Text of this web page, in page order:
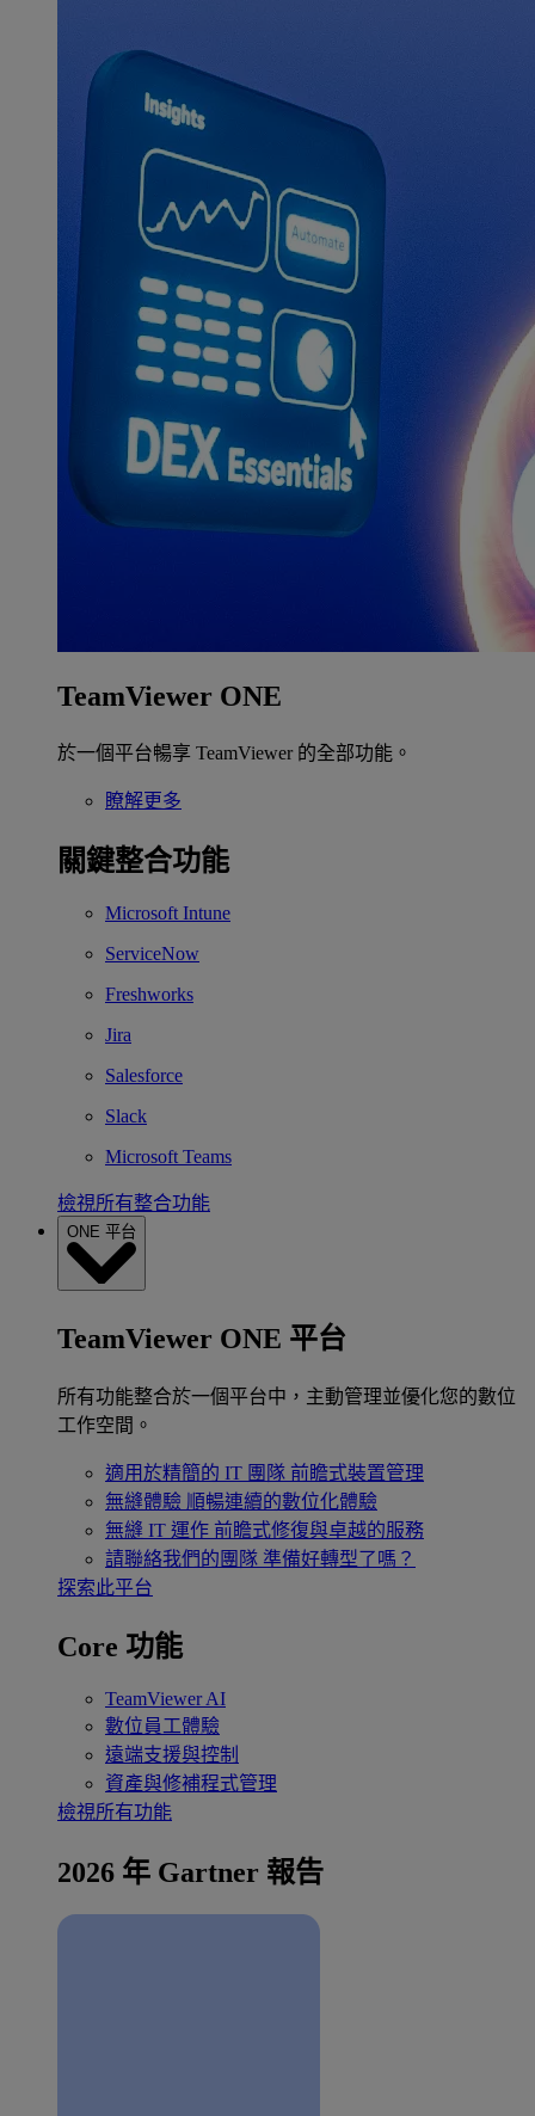
TeamViewer ONE
於一個平台暢享 TeamViewer 的全部功能。
瞭解更多
關鍵整合功能
Microsoft Intune
ServiceNow
Freshworks
Jira
Salesforce
Slack
Microsoft Teams
檢視所有整合功能
ONE 平台
TeamViewer ONE 平台
所有功能整合於一個平台中，主動管理並優化您的數位
工作空間。
適用於精簡的 IT 團隊 前瞻式裝置管理
無縫體驗 順暢連續的數位化體驗
無縫 IT 運作 前瞻式修復與卓越的服務
請聯絡我們的團隊 準備好轉型了嗎？
探索此平台
Core 功能
TeamViewer AI
數位員工體驗
遠端支援與控制
資產與修補程式管理
檢視所有功能
2026 年 Gartner 報告